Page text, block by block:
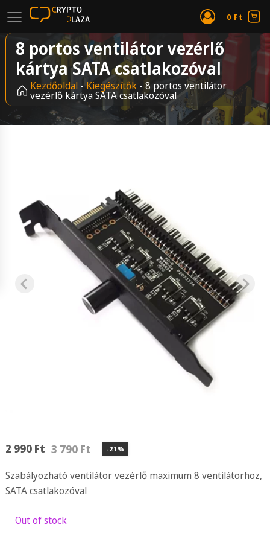
0 Ft
8 portos ventilátor vezérlő
kártya SATA csatlakozóval
Kezdőoldal-Kiegészítők- 8 portos ventilátor
vezérlő kártya SATA csatlakozóval
3 790Ft
2 990 Ft -21%
Szabályozható ventilátor vezérlő maximum 8 ventilátorhoz,
SATA csatlakozóval
Out of stock